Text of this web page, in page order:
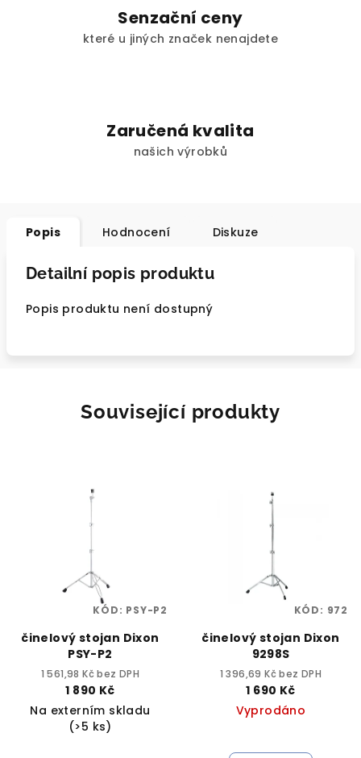
Senzační ceny
které u jiných značek nenajdete
Zaručená kvalita
našich výrobků
Popis Hodnocení Diskuze
Detailní popis produktu
Popis produktu není dostupný
Související produkty
činelový stojan Dixon
PSY-P2
1 561,98 Kč bez DPH
1 890 Kč
Na externím skladu
(>5 ks)
KÓD: PSY-P2
činelový stojan Dixon
9298S
1 396,69 Kč bez DPH
1 690 Kč
Vyprodáno
KÓD: 972